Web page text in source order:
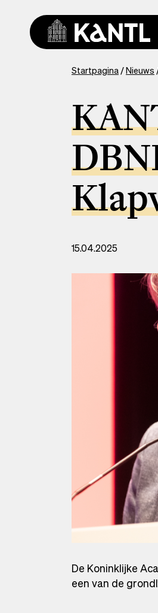
You
here
Startpagina Nieuws
15.04.2025
De Koninklijke
een van de